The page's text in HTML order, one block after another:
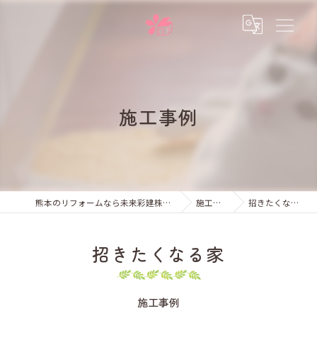
施工事例
熊本のリフォームなら未来彩建株式会社 施工事例 招きたくなる家
施工事例
招きたくなる家